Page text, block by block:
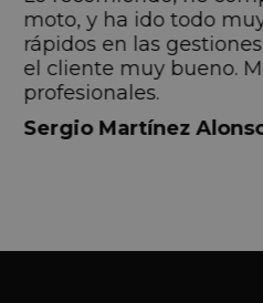
moto, y ha ido todo
rápidos en las
el cliente muy bueno.
profesionales.
Sergio Martínez